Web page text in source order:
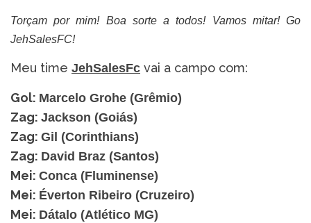
Torçam por mim! Boa sorte a todos! Vamos mitar! Go
JehSalesFC!
Meu time JehSalesFc vai a campo com:
Gol: Marcelo Grohe (Grêmio)
Zag: Jackson (Goiás)
Zag: Gil (Corinthians)
Zag: David Braz (Santos)
Mei: Conca (Fluminense)
Mei: Éverton Ribeiro (Cruzeiro)
Mei: Dátalo (Atlético MG)